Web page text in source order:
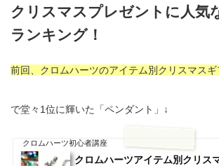
クリスマスプレゼントに人気
ランキング！
前回、クロムハーツのアイテム別クリスマスギ
で堂々1位に輝いた「ペンダント」↓
クロムハーツ初心者講座
クロムハーツアイテム別クリス